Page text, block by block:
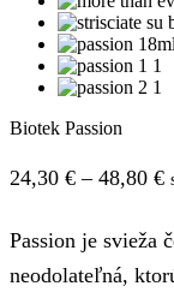
Biotek Passion
24,30 € – 48,80 €
Passion je svieža
neodolateľná,